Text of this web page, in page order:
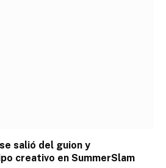
salió del guion y
creativo en SummerSlam